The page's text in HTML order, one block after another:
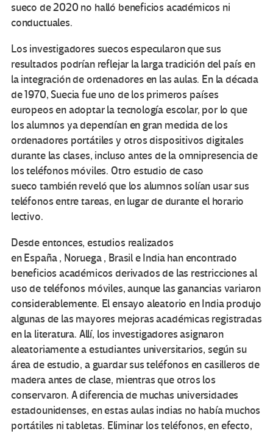
sueco de 2020 no halló beneficios académicos ni
conductuales.
Los investigadores suecos especularon que sus
resultados podrían reflejar la larga tradición del país en
la integración de ordenadores en las aulas. En la década
de 1970, Suecia fue uno de los primeros países
europeos en adoptar la tecnología escolar, por lo que
los alumnos ya dependían en gran medida de los
ordenadores portátiles y otros dispositivos digitales
durante las clases, incluso antes de la omnipresencia de
los teléfonos móviles. Otro estudio de caso
sueco también reveló que los alumnos solían usar sus
teléfonos entre tareas, en lugar de durante el horario
lectivo.
Desde entonces, estudios realizados
en España , Noruega , Brasil e India han encontrado
beneficios académicos derivados de las restricciones al
uso de teléfonos móviles, aunque las ganancias variaron
considerablemente. El ensayo aleatorio en India produjo
algunas de las mayores mejoras académicas registradas
en la literatura. Allí, los investigadores asignaron
aleatoriamente a estudiantes universitarios, según su
área de estudio, a guardar sus teléfonos en casilleros de
madera antes de clase, mientras que otros los
conservaron. A diferencia de muchas universidades
estadounidenses, en estas aulas indias no había muchos
portátiles ni tabletas. Eliminar los teléfonos, en efecto,